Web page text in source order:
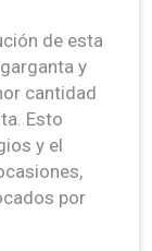
de esta
y
cantidad
Esto
y el
por